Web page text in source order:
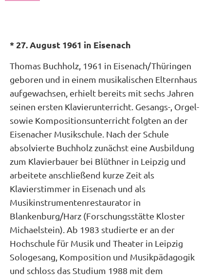
* 27. August 1961 in Eisenach
Thomas Buchholz, 1961 in Eisenach/Thüringen
geboren und in einem musikalischen Elternhaus
aufgewachsen, erhielt bereits mit sechs Jahren
seinen ersten Klavierunterricht. Gesangs-, Orgel-
sowie Kompositionsunterricht folgten an der
Eisenacher Musikschule. Nach der Schule
absolvierte Buchholz zunächst eine Ausbildung
zum Klavierbauer bei Blüthner in Leipzig und
arbeitete anschließend kurze Zeit als
Klavierstimmer in Eisenach und als
Musikinstrumentenrestaurator in
Blankenburg/Harz (Forschungsstätte Kloster
Michaelstein). Ab 1983 studierte er an der
Hochschule für Musik und Theater in Leipzig
Sologesang, Komposition und Musikpädagogik
und schloss das Studium 1988 mit dem